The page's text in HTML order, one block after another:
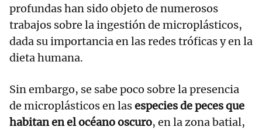
profundas han sido objeto de numerosos
trabajos sobre la ingestión de microplásticos,
dada su importancia en las redes tróficas y en la
dieta humana.
Sin embargo, se sabe poco sobre la presencia
de microplásticos en lasespecies de peces que
habitan en el océano oscuro, en la zona batial,